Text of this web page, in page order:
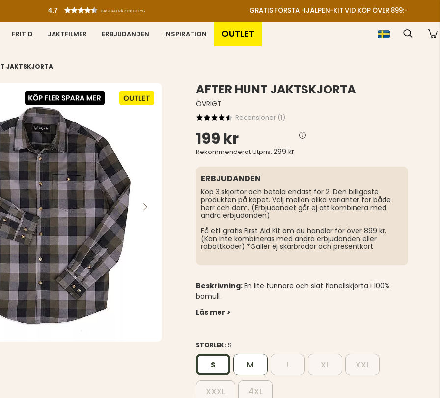
4.7 BASERAT PÅ 3128 BETYG GRATIS FÖRSTA HJÄLPEN-KIT VID KÖP ÖVER 899:-
FRITID JAKTFILMER ERBJUDANDEN INSPIRATION OUTLET
JAKTSKJORTA
AFTER HUNT JAKTSKJORTA
ÖVRIGT
Recensioner (1)
199 kr
Rekommenderat Utpris:299 kr
ERBJUDANDEN
Köp 3 skjortor och betala endast för 2. Den billigaste
produkten på köpet. Välj mellan olika varianter för både
herr och dam. (Erbjudandet går ej att kombinera med
andra erbjudanden)
Få ett gratis First Aid Kit om du handlar för över 899 kr.
(Kan inte kombineras med andra erbjudanden eller
rabattkoder) *Gäller ej skärbrädor och presentkort
Beskrivning:En lite tunnare och slät flanellskjorta i 100%
Läs mer >
STORLEK: S
S M L XL XXL
XXXL 4XL